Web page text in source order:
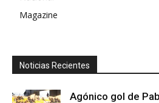
Magazine
Noticias Recientes
Agónico gol de